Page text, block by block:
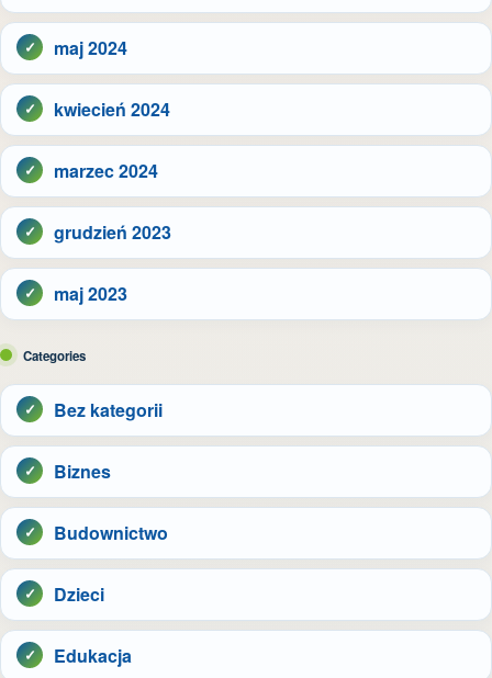
maj 2024
kwiecień 2024
marzec 2024
grudzień 2023
maj 2023
Categories
Bez kategorii
Biznes
Budownictwo
Dzieci
Edukacja